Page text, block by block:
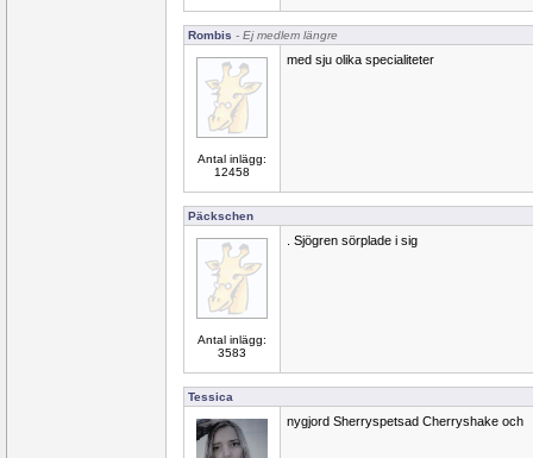
Rombis - Ej medlem längre
Antal inlägg:
12458
med sju olika specialiteter
Päckschen
Antal inlägg:
3583
. Sjögren sörplade i sig
Tessica
nygjord Sherryspetsad Cherryshake och